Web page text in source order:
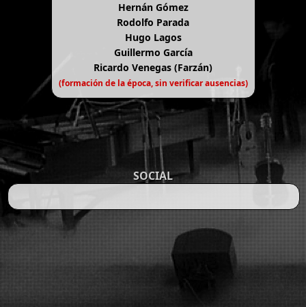
Hernán Gómez
Rodolfo Parada
Hugo Lagos
Guillermo García
Ricardo Venegas (Farzán)
(formación de la época, sin verificar ausencias)
SOCIAL